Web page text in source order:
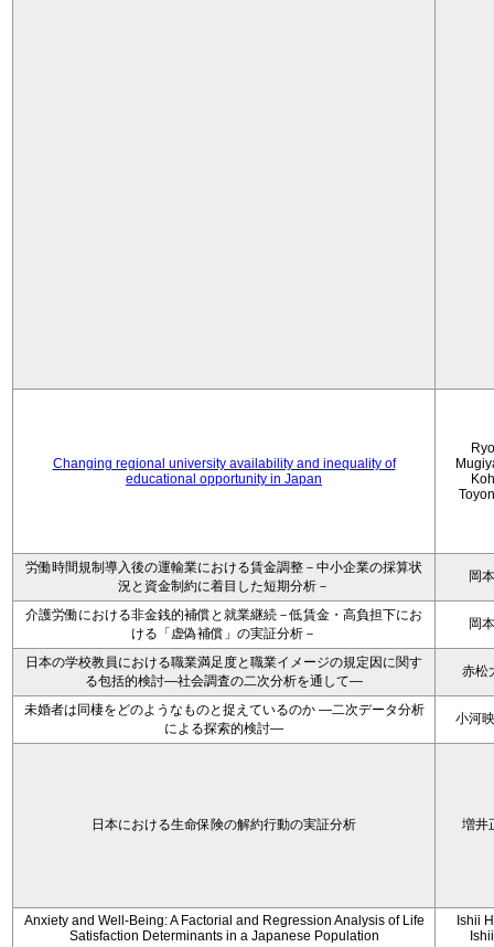
Changing regional university availability and inequality of
educational opportunity in Japan
労働時間規制導入後の運輸業における賃金調整－中小企業の採算状
況と資金制約に着目した短期分析－
岡
介護労働における非金銭的補償と就業継続－低賃金・高負担下にお
ける「虚偽補償」の実証分析－
岡
日本の学校教員における職業満足度と職業イメージの規定因に関す
る包括的検討―社会調査の二次分析を通して―
赤松
未婚者は同棲をどのようなものと捉えているのか —二次データ分析
による探索的検討—
小河
日本における生命保険の解約行動の実証分析 増井
Anxiety and Well-Being: A Factorial and Regression Analysis of Life
Satisfaction Determinants in a Japanese Population
Ishii